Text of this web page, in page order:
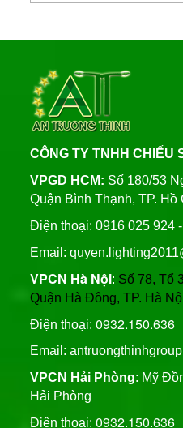
Áp
Liên hệ
Lượng Mặt
Liên hệ
Đèn Đường
Solar Light
Mặt Trời
Liên hệ
Sáng Cao
Chiếu Sáng
Thương
Chất
Bridgelux,
Thịnh
Trụ Thép
Quy Trình
Nóng Trụ
Cao Áp
CÔNG TY TNHH CHIẾU
VPGD HCM: Số 180/53
Quận Bình Thạnh, TP. Hồ
Điện thoại: 0916 025 924
Email:
VPCN Hà Nội: Số 78, Tổ
Quận Hà Đông, TP. Hà
Điện thoại: 0932.150.636
Email:
VPCN Hải Phòng: Mỹ
Hải Phòng
Điện thoại: 0932.150.636